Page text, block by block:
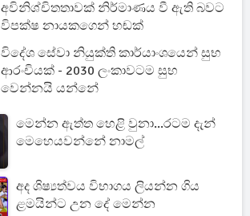
අවිනිශ්චිතතාවක් නිර්මාණය වී ඇති බවට
විපක්ෂ නායකගෙන් හඬක්
විදේශ සේවා නියුක්ති කාර්යාංශයෙන් සුභ
ආරංචියක් - 2030 ලංකාවටම සුභ
වෙන්නයි යන්නේ
මෙන්න ඇත්ත හෙළි වුනා...රටම දැන්
මෙහෙයවන්නේ නාමල්
අද ශිෂ්‍යත්වය විභාගය ලියන්න ගිය
ළමයින්ට උන දේ මෙන්න